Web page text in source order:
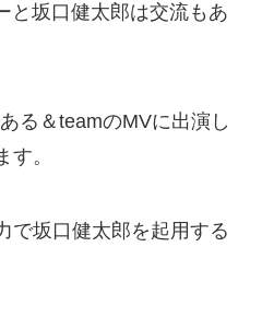
と坂口健太郎は交流もあ
る＆teamのMVに出演し
す。
で坂口健太郎を起用する